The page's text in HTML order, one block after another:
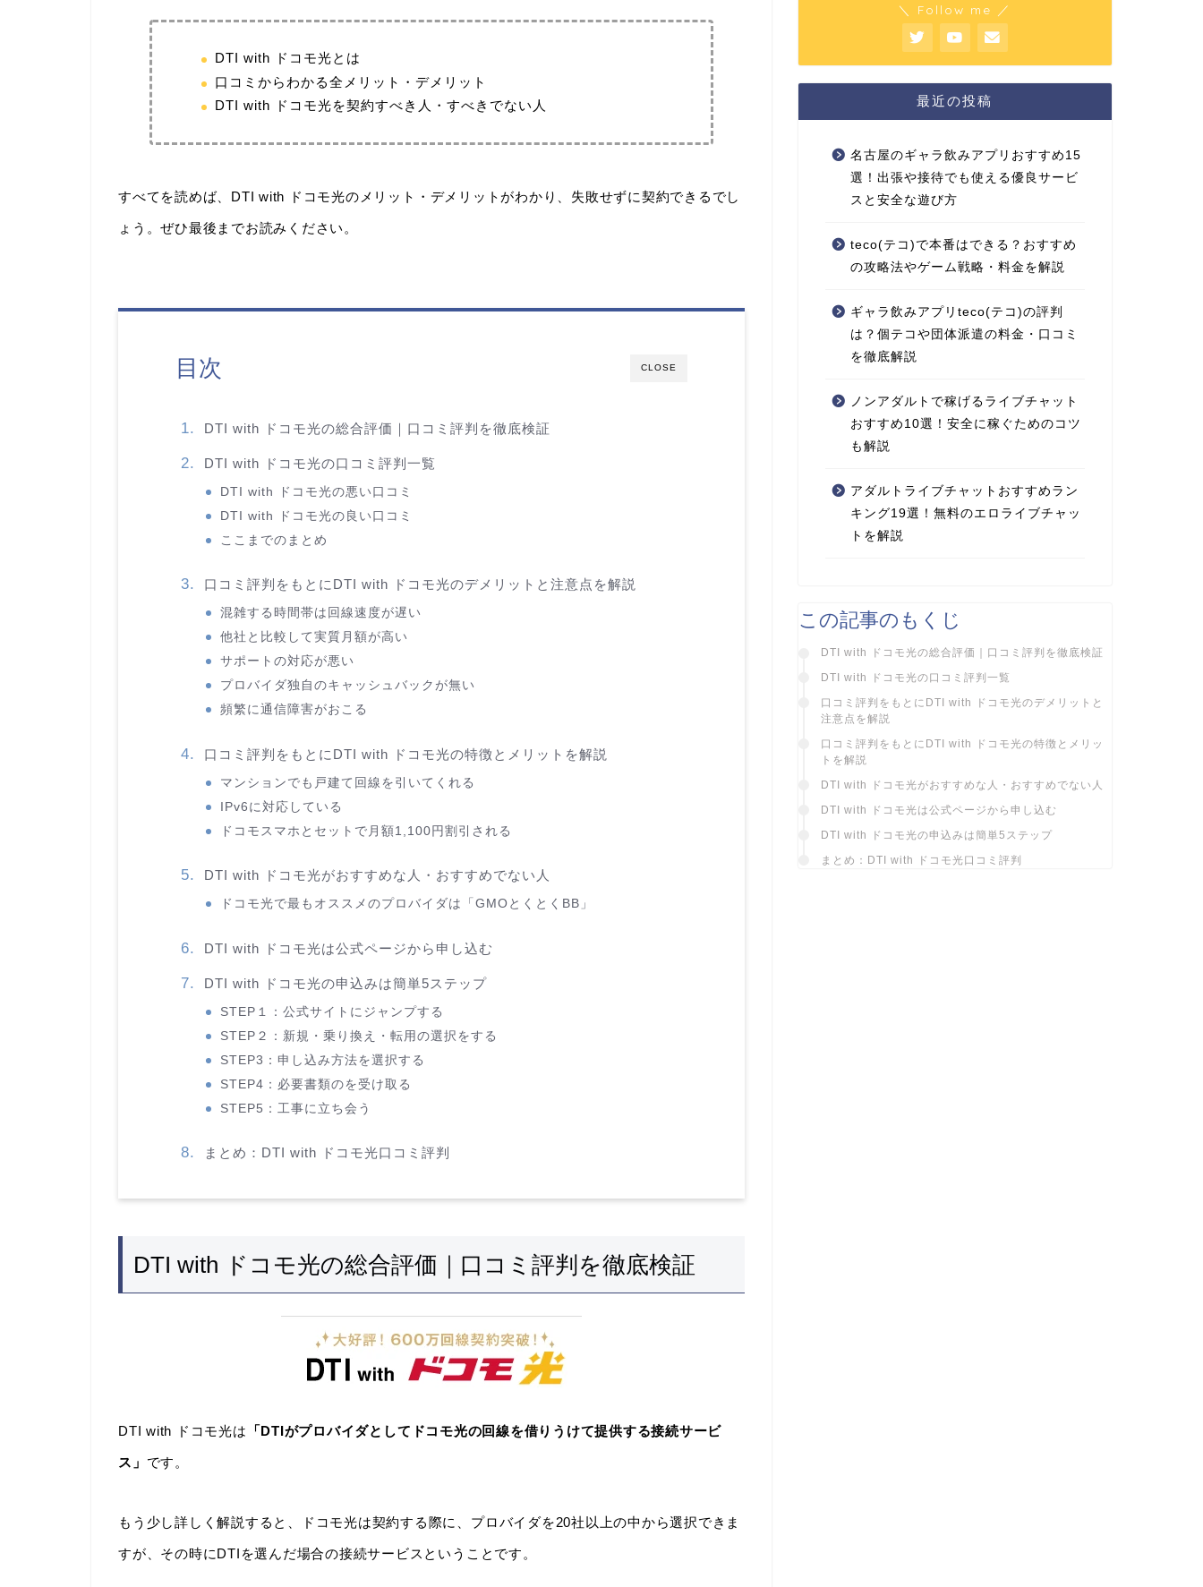
DTI with ドコモ光とは
口コミからわかる全メリット・デメリット
DTI with ドコモ光を契約すべき人・すべきでない人
すべてを読めば、DTI with ドコモ光のメリット・デメリットがわかり、失敗せずに契約できるでし
ょう。ぜひ最後までお読みください。
CLOSE
目次
DTI with ドコモ光の総合評価｜口コミ評判を徹底検証
DTI with ドコモ光の口コミ評判一覧
DTI with ドコモ光の悪い口コミ
DTI with ドコモ光の良い口コミ
ここまでのまとめ
口コミ評判をもとにDTI with ドコモ光のデメリットと注意点を解説
混雑する時間帯は回線速度が遅い
他社と比較して実質月額が高い
サポートの対応が悪い
プロバイダ独自のキャッシュバックが無い
頻繁に通信障害がおこる
口コミ評判をもとにDTI with ドコモ光の特徴とメリットを解説
マンションでも戸建て回線を引いてくれる
IPv6に対応している
ドコモスマホとセットで月額1,100円割引される
DTI with ドコモ光がおすすめな人・おすすめでない人
ドコモ光で最もオススメのプロバイダは「GMOとくとくBB」
DTI with ドコモ光は公式ページから申し込む
DTI with ドコモ光の申込みは簡単5ステップ
STEP１：公式サイトにジャンプする
STEP２：新規・乗り換え・転用の選択をする
STEP3：申し込み方法を選択する
STEP4：必要書類のを受け取る
STEP5：工事に立ち会う
まとめ：DTI with ドコモ光口コミ評判
DTI with ドコモ光の総合評価｜口コミ評判を徹底検証
DTI with ドコモ光は 「DTIがプロバイダとしてドコモ光の回線を借りうけて提供する接続サービ
ス」 です。
もう少し詳しく解説すると、ドコモ光は契約する際に、プロバイダを20社以上の中から選択できま
すが、その時にDTIを選んだ場合の接続サービスということです。
＼ Follow me ／
最近の投稿
名古屋のギャラ飲みアプリおすすめ15
選！出張や接待でも使える優良サービ
スと安全な遊び方
teco(テコ)で本番はできる？おすすめ
の攻略法やゲーム戦略・料金を解説
ギャラ飲みアプリteco(テコ)の評判
は？個テコや団体派遣の料金・口コミ
を徹底解説
ノンアダルトで稼げるライブチャット
おすすめ10選！安全に稼ぐためのコツ
も解説
アダルトライブチャットおすすめラン
キング19選！無料のエロライブチャッ
トを解説
この記事のもくじ
DTI with ドコモ光の総合評価｜口コミ評判を徹底検証
DTI with ドコモ光の口コミ評判一覧
口コミ評判をもとにDTI with ドコモ光のデメリットと
注意点を解説
口コミ評判をもとにDTI with ドコモ光の特徴とメリッ
トを解説
DTI with ドコモ光がおすすめな人・おすすめでない人
DTI with ドコモ光は公式ページから申し込む
DTI with ドコモ光の申込みは簡単5ステップ
まとめ：DTI with ドコモ光口コミ評判